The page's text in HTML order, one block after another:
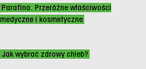
Parafina. Przeróżne właściwości
medyczne i kosmetyczne
Jak wybrać zdrowy chleb?